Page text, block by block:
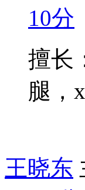
10分
擅长
腿，
王晓东